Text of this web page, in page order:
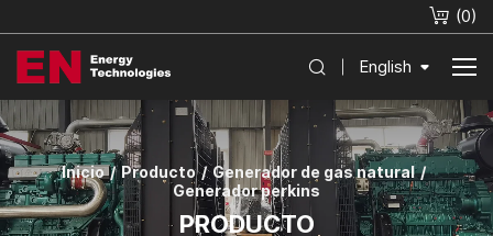
(0)
English
Inicio Producto
Generador de gas natural
Generador perkins
PRODUCTO